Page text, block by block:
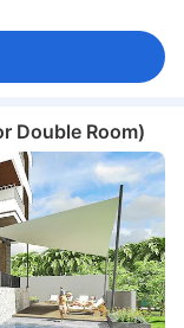
Double Room)